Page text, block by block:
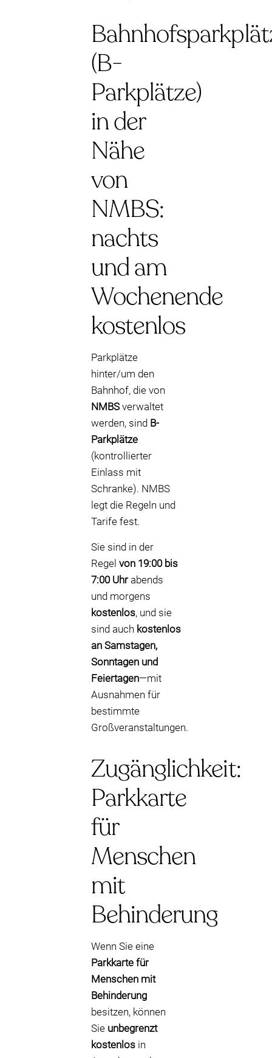
(B-
Parkplätze)
in der
Nähe
von
NMBS:
nachts
und am
Wochenende
kostenlos
Parkplätze
hinter/um den
Bahnhof, die von
NMBS verwaltet
werden, sind B-
Parkplätze
(kontrollierter
Einlass mit
Schranke). NMBS
legt die Regeln und
Tarife fest.
Sie sind in der
Regel von 19:00 bis
7:00 Uhrabends
und morgens
kostenlos, und sie
sind auch kostenlos
an Samstagen,
Sonntagen und
Feiertagen—mit
Ausnahmen für
bestimmte
Großveranstaltungen.
Zugänglichkeit:
Parkkarte
für
Menschen
mit
Behinderung
Wenn Sie eine
Parkkarte für
Menschen mit
Behinderung
besitzen, können
Sie unbegrenzt
kostenlos in